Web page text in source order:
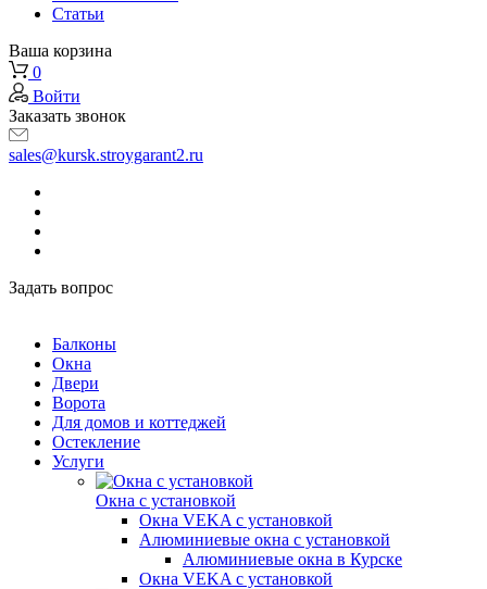
Статьи
Ваша корзина
0
Войти
Заказать звонок
sales@kursk.stroygarant2.ru
Задать вопрос
Балконы
Окна
Двери
Ворота
Для домов и коттеджей
Остекление
Услуги
Окна с установкой
Окна VEKA с установкой
Алюминиевые окна с установкой
Алюминиевые окна в Курске
Окна VEKA с установкой